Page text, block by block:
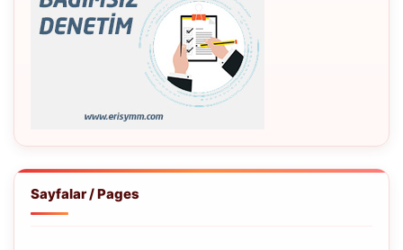
Sayfalar / Pages